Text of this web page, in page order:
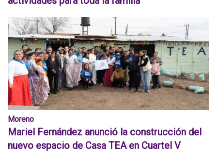
Moreno
Mariel Fernández anunció la construcción del
nuevo espacio de Casa TEA en Cuartel V